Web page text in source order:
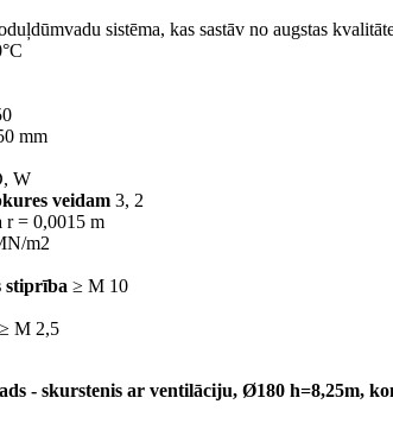
sistēma, kas sastāv no augstas
mm
W
veidam 3, 2
r = 0,0015 m
m2
stiprība ≥ M 10
≥ M 2,5
- skurstenis ar ventilāciju, Ø180 h=8,25m,